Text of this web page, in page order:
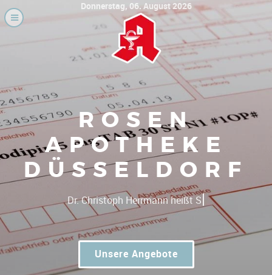
Donnerstag, 06. August 2026
ROSEN
APOTHEKE
DÜSSELDORF
Dr. C|
Unsere Angebote